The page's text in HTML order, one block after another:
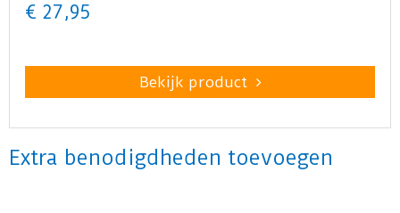
€ 27,95
Bekijk product
Extra benodigdheden toevoegen